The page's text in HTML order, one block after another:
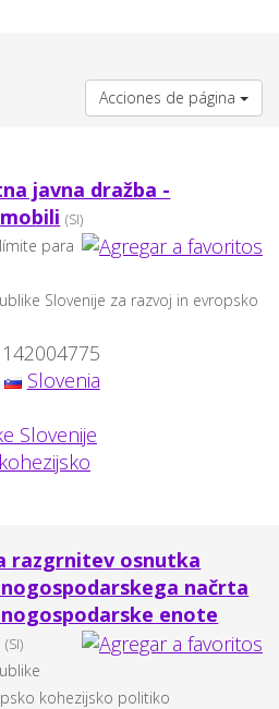
Acciones de página
javna dražba -
(SI)
para
Slovenije za razvoj in evropsko
142004775
Slovenia
Slovenije
razgrnitev osnutka
načrta
enote
(SI)
kohezijsko politiko